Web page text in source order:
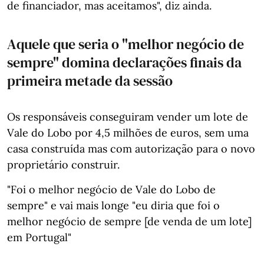
de financiador, mas aceitamos", diz ainda.
Aquele que seria o "melhor negócio de
sempre" domina declarações finais da
primeira metade da sessão
Os responsáveis conseguiram vender um lote de
Vale do Lobo por 4,5 milhões de euros, sem uma
casa construída mas com autorização para o novo
proprietário construir.
"Foi o melhor negócio de Vale do Lobo de
sempre" e vai mais longe "eu diria que foi o
melhor negócio de sempre [de venda de um lote]
em Portugal"